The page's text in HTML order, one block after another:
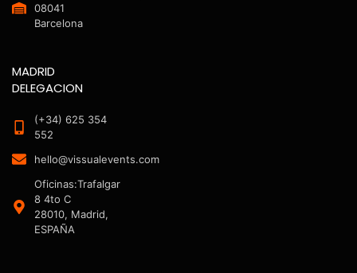
08041
Barcelona
MADRID
DELEGACION
(+34) 625 354
552
hello@vissualevents.com
Oficinas:Trafalgar
8 4to C
28010, Madrid,
ESPAÑA